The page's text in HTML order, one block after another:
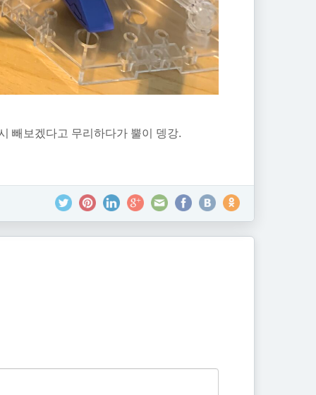
빼보겠다고 무리하다가 뿔이 뎅강.